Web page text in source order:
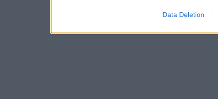
Data Deletion